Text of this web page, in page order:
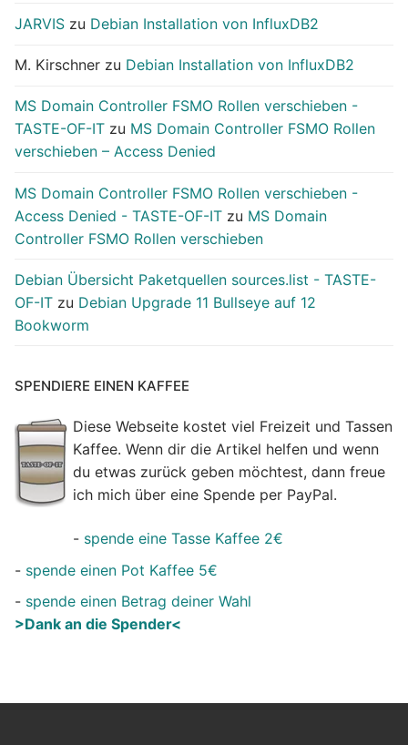
JARVIS zu Debian Installation von InfluxDB2
M. Kirschner zu Debian Installation von InfluxDB2
MS Domain Controller FSMO Rollen verschieben -
TASTE-OF-IT zu MS Domain Controller FSMO Rollen
verschieben – Access Denied
MS Domain Controller FSMO Rollen verschieben -
Access Denied - TASTE-OF-IT zu MS Domain
Controller FSMO Rollen verschieben
Debian Übersicht Paketquellen sources.list - TASTE-
OF-IT zu Debian Upgrade 11 Bullseye auf 12
Bookworm
SPENDIERE EINEN KAFFEE
Diese Webseite kostet viel Freizeit und Tassen
Kaffee. Wenn dir die Artikel helfen und wenn
du etwas zurück geben möchtest, dann freue
ich mich über eine Spende per PayPal.
- spende eine Tasse Kaffee 2€
- spende einen Pot Kaffee 5€
- spende einen Betrag deiner Wahl
>Dank an die Spender<